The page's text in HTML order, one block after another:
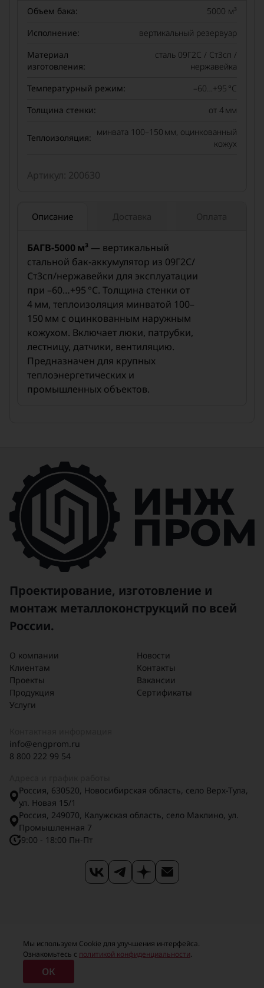
Объем бака:
5000 м³
Исполнение:
вертикальный резервуар
Материал
изготовления:
сталь 09Г2С / Ст3сп /
нержавейка
Температурный режим:
–60…+95 °C
Толщина стенки:
от 4 мм
Теплоизоляция:
минвата 100–150 мм, оцинкованный
кожух
Комплектация:
Артикул: 200630
Описание
БАГВ‑5000 м³ — вертикальный
стальной бак-аккумулятор из 09Г2С/
Ст3сп/нержавейки для эксплуатации
при –60…+95 °C. Толщина стенки от
4 мм, теплоизоляция минватой 100–
150 мм с оцинкованным наружным
кожухом. Включает люки, патрубки,
лестницу, датчики, вентиляцию.
Предназначен для крупных
теплоэнергетических и
промышленных объектов.
Проектирование, изготовление и
монтаж металлоконструкций по всей
России.
О компании
Клиентам
Проекты
Продукция
Услуги
Новости
Контакты
Вакансии
Сертификаты
info@engprom.ru
8 800 222 99 54
Россия, 630520, Новосибирская область, село Верх-Тула,
ул. Новая 15/1
Россия, 249070, Калужская область, село Маклино, ул.
Промышленная 7
9:00 - 18:00 Пн-Пт
Карта сайта Карточка предприятия
Политика конфиденциальности
Мы используем Сookie для улучшения интерфейса.
Ознакомьтесь с политикой конфиденциальности.
ОК